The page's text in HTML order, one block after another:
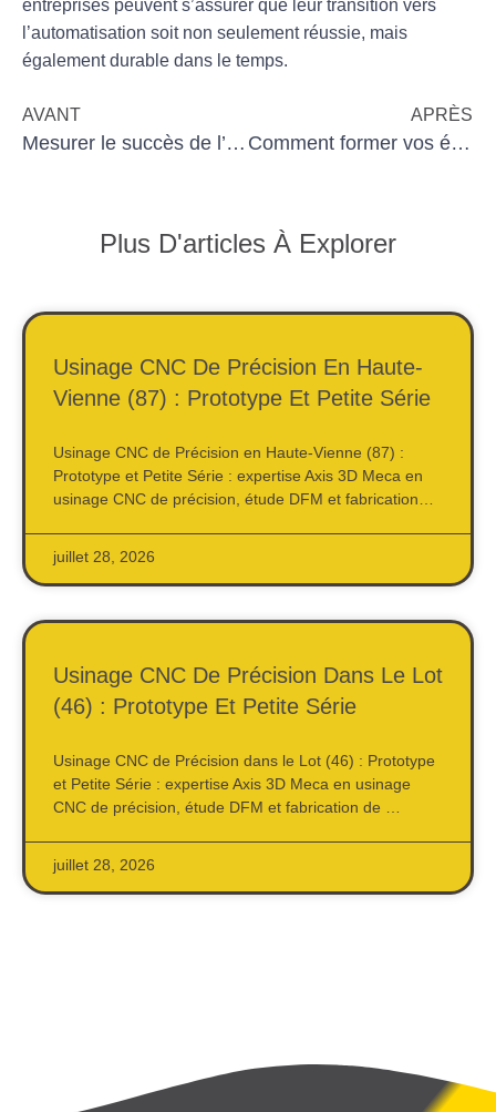
entreprises peuvent s’assurer que leur transition vers
l’automatisation soit non seulement réussie, mais
également durable dans le temps.
AVANT
Mesurer le succès de l’automatisation des tâches
APRÈS
Comment former vos équipes à l’automatisation des tâches
Plus D'articles À Explorer
Usinage CNC De Précision En Haute-
Vienne (87) : Prototype Et Petite Série
Usinage CNC de Précision en Haute-Vienne (87) :
Prototype et Petite Série : expertise Axis 3D Meca en
usinage CNC de précision, étude DFM et fabrication…
juillet 28, 2026
Usinage CNC De Précision Dans Le Lot
(46) : Prototype Et Petite Série
Usinage CNC de Précision dans le Lot (46) : Prototype
et Petite Série : expertise Axis 3D Meca en usinage
CNC de précision, étude DFM et fabrication de …
juillet 28, 2026